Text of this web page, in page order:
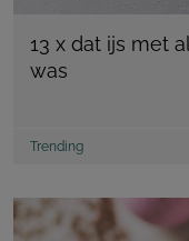
13 x dat ijs met
was
Trending